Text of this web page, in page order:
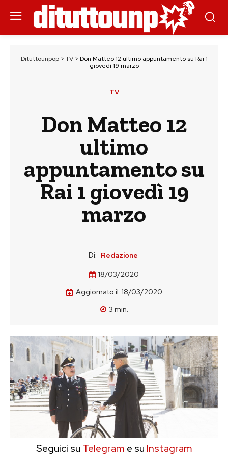
Dituttounpop> TV> Don Matteo 12 ultimo appuntamento su Rai 1
giovedì 19 marzo
TV
Don Matteo 12
ultimo
appuntamento su
Rai 1 giovedì 19
marzo
Di: Redazione
18/03/2020
Aggiornato il: 18/03/2020
3 min.
Seguici su Telegram e su Instagram